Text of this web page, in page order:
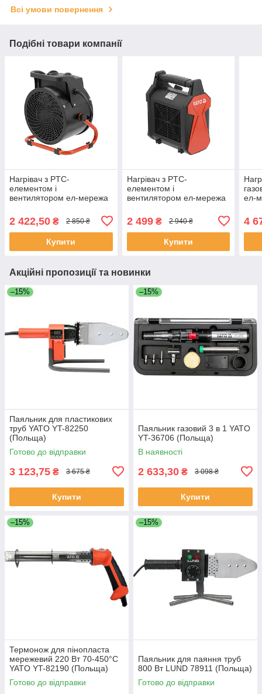
Всі умови повернення
Подібні товари компанії
Нагрівач з PTC-
елементом і
вентилятором ел-мережа
м² (30/2000/3000Вт) Yato
YT-99705
2 422,50 ₴ 2 850 ₴
Купити
Нагрівач з PTC-
елементом і
вентилятором ел-мережа
м² (7/2000/3000Вт) Yato
YT-99720
2 499₴ 2 940 ₴
Купити
ел-
4
Акційні пропозиції та новинки
–15%
Паяльник для пластикових
труб YATO YT-82250
(Польща)
Готово до відправки
3 123,75 ₴ 3 675 ₴
Купити
–15%
Паяльник газовий 3 в 1 YATO
YT-36706 (Польща)
В наявності
2 633,30 ₴ 3 098 ₴
Купити
–15%
Термонож для пінопласта
мережевий 220 Вт 70-450°С
YATO YT-82190 (Польща)
Готово до відправки
–15%
Паяльник для паяння труб
800 Вт LUND 78911 (Польща)
Готово до відправки